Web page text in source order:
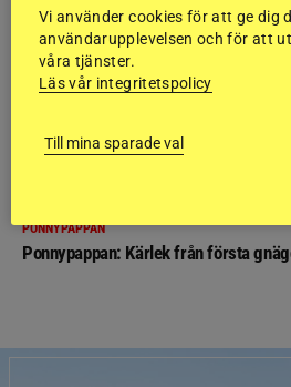
PONNYPAPPAN
Ponnypappan: Kärlek från första
Vi använder cookies för att ge dig
användarupplevelsen och för att
våra tjänster.
Läs vår integritetspolicy
Till mina sparade val